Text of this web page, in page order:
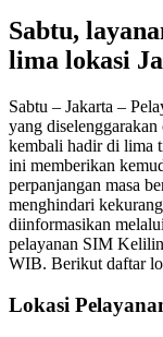
Sabtu,
lima lokasi
Sabtu – Jakarta –
yang
kembali hadir di lima
ini memberikan
perpanjangan masa
menghindari
diinformasikan
pelayanan SIM
WIB. Berikut daftar
Lokasi